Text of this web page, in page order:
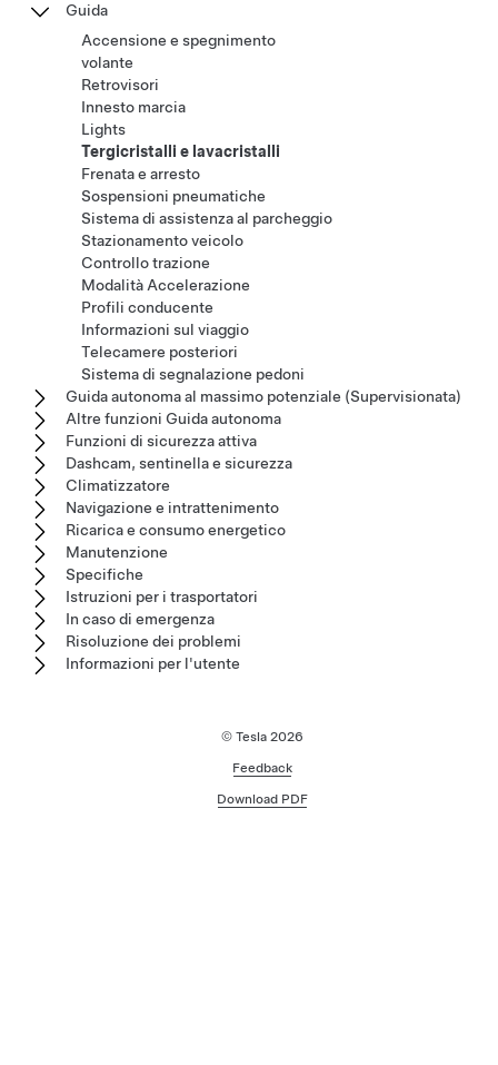
Guida
Accensione e spegnimento
volante
Retrovisori
Innesto marcia
Lights
Tergicristalli e lavacristalli
Frenata e arresto
Sospensioni pneumatiche
Sistema di assistenza al parcheggio
Stazionamento veicolo
Controllo trazione
Modalità Accelerazione
Profili conducente
Informazioni sul viaggio
Telecamere posteriori
Sistema di segnalazione pedoni
Guida autonoma al massimo potenziale (Supervisionata)
Altre funzioni Guida autonoma
Funzioni di sicurezza attiva
Dashcam, sentinella e sicurezza
Climatizzatore
Navigazione e intrattenimento
Ricarica e consumo energetico
Manutenzione
Specifiche
Istruzioni per i trasportatori
In caso di emergenza
Risoluzione dei problemi
Informazioni per l'utente
© Tesla 2026
Feedback
Download PDF